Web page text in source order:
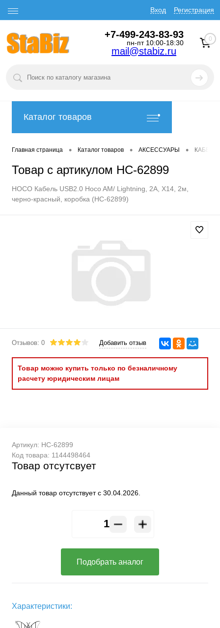
Вход Регистрация
+7-499-243-83-93
пн-пт 10:00-18:30
mail@stabiz.ru
0
Каталог товаров
Главная страница • Каталог товаров • АКСЕССУАРЫ •
Товар с артикулом HC-62899
HOCO Кабель USB2.0 Hoco AM/ Lightning, 2А, X14, 2м,
черно-красный, коробка (HC-62899)
Отзывов: 0 Добавить отзыв
Товар можно купить только по безналичному
расчету юридическим лицам
Артикул: HC-62899
Код товара: 1144498464
Товар отсутсвует
Данный товар отсутствует с 30.04.2026.
Подобрать аналог
Характеристики: